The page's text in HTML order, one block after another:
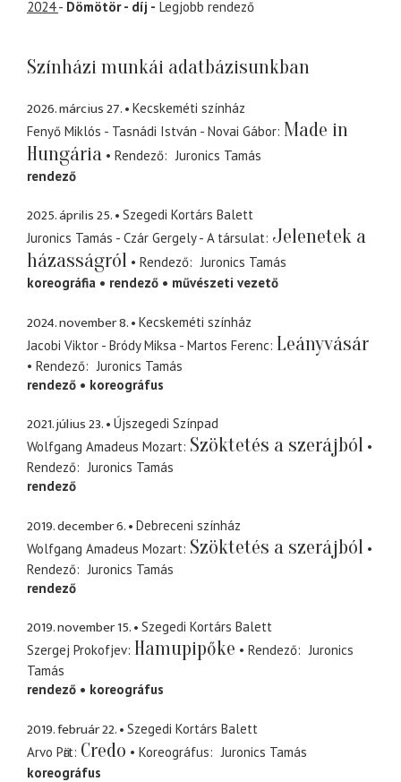
2024- Dömötör - díj - Legjobb rendező
Színházi munkái adatbázisunkban
2026. március 27.
Kecskeméti színház
Fenyő Miklós - Tasnádi István - Novai Gábor Made in
Hungária
Rendező
Juronics Tamás
rendező
2025. április 25.
Szegedi Kortárs Balett
Juronics Tamás - Czár Gergely - A társulat Jelenetek a
házasságról
Rendező
Juronics Tamás
koreográfia
rendező művészeti vezető
2024. november 8.
Kecskeméti színház
Jacobi Viktor - Bródy Miksa - Martos Ferenc Leányvásár
Rendező
Juronics Tamás
rendező
koreográfus
2021. július 23.
Újszegedi Színpad
Wolfgang Amadeus Mozart Szöktetés a szerájból
Rendező
Juronics Tamás
rendező
2019. december 6.
Debreceni színház
Wolfgang Amadeus Mozart Szöktetés a szerájból
Rendező
Juronics Tamás
rendező
2019. november 15.
Szegedi Kortárs Balett
Szergej Prokofjev Hamupipőke Rendező
Juronics
Tamás
rendező
koreográfus
2019. február 22.
Szegedi Kortárs Balett
Arvo Pӓrt Credo Koreográfus
Juronics Tamás
koreográfus